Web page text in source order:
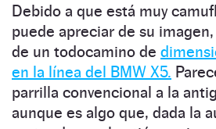
Debido a que está muy
puede apreciar de su
de un todocamino de
en la línea del BMW X5.
parrilla convencional a la
aunque es algo que, dada la